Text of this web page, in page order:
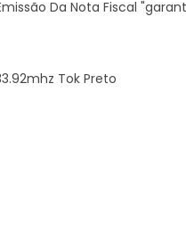
Da Nota Fiscal
Tok Preto